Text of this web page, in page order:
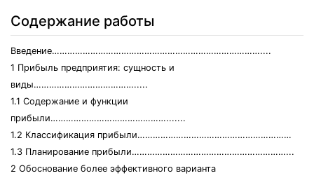
Содержание работы
Введение………………………………………………………………………....
1 Прибыль предприятия: сущность и
виды………………………………….....
1.1 Содержание и функции
прибыли……………………………………….......
1.2 Классификация прибыли……………………………………………………
1.3 Планирование прибыли……………………………………………………...
2 Обоснование более эффективного варианта